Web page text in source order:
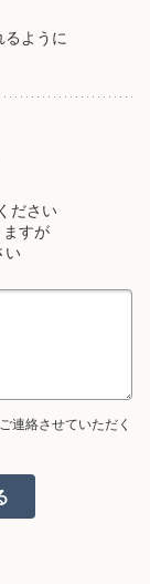
るように
ださい
すが
い
連絡させていただく